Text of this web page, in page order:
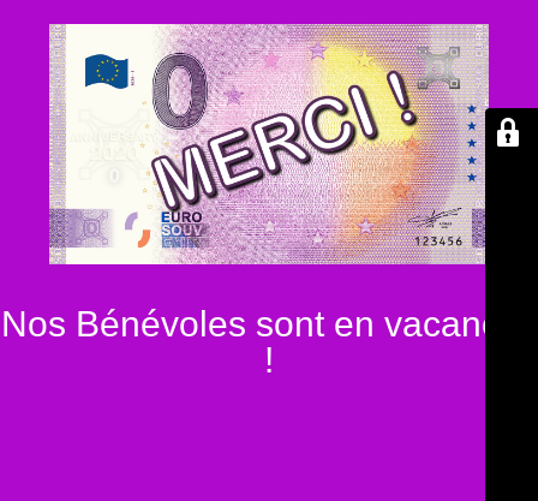
Nos Bénévoles sont en vacances
!